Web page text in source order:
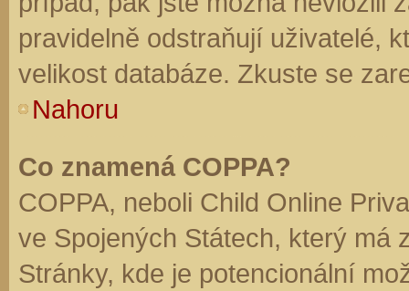
pravidelně odstraňují uživatelé,
velikost databáze. Zkuste se
Nahoru
Co znamená COPPA?
COPPA, neboli Child Online
ve Spojených Státech, který má
Stránky, kde je potencionální